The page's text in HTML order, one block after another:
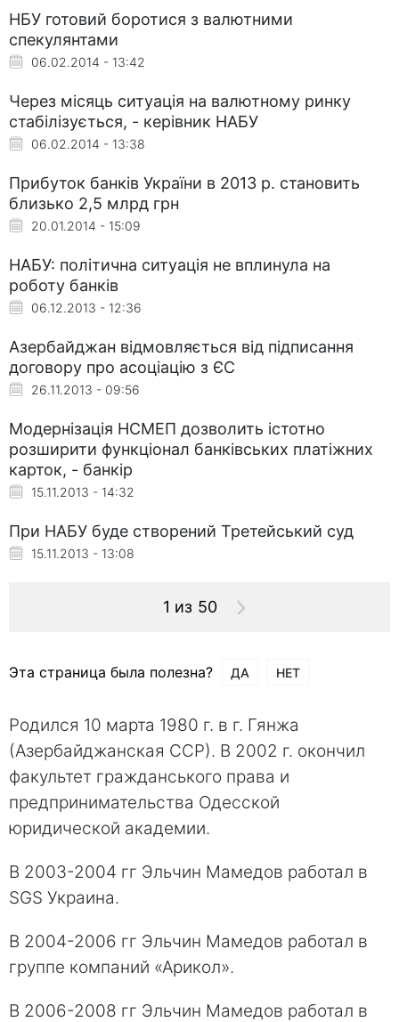
НБУ готовий боротися з валютними
спекулянтами
06.02.2014 - 13:42
Через місяць ситуація на валютному ринку
стабілізується, - керівник НАБУ
06.02.2014 - 13:38
Прибуток банків України в 2013 р. становить
близько 2,5 млрд грн
20.01.2014 - 15:09
НАБУ: політична ситуація не вплинула на
роботу банків
06.12.2013 - 12:36
Азербайджан відмовляється від підписання
договору про асоціацію з ЄС
26.11.2013 - 09:56
Модернізація НСМЕП дозволить істотно
розширити функціонал банківських платіжних
карток, - банкір
15.11.2013 - 14:32
При НАБУ буде створений Третейський суд
15.11.2013 - 13:08
1 из 50
Эта страница была полезна? ДА НЕТ
Родился 10 марта 1980 г. в г. Гянжа
(Азербайджанская ССР). В 2002 г. окончил
факультет гражданського права и
предпринимательства Одесской
юридической академии.
В 2003-2004 гг Эльчин Мамедов работал в
SGS Украина.
В 2004-2006 гг Эльчин Мамедов работал в
группе компаний «Арикол».
В 2006-2008 гг Эльчин Мамедов работал в